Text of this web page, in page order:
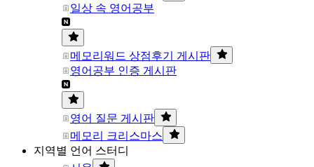
일상 속 영어공부
메모리워드 상점후기 게시판
영어공부 인증 게시판
영어 질문 게시판
메모리 크리스마스
지역별 언어 스터디